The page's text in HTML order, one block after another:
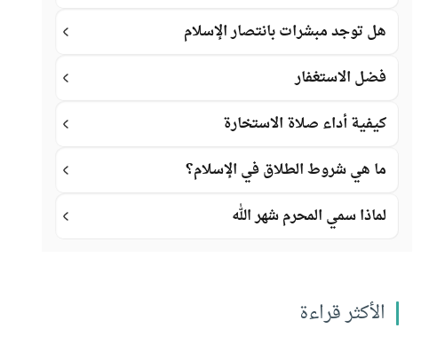
هل توجد مبشرات بانتصار الإسلام
فضل الاستغفار
كيفية أداء صلاة الاستخارة
ما هي شروط الطلاق في الإسلام؟
لماذا سمي المحرم شهر الله
الأكثر قراءة